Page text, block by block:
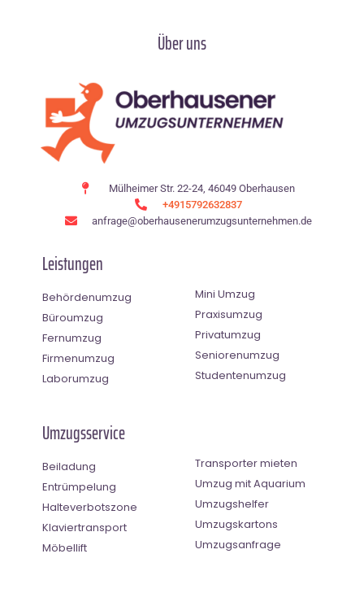
Über uns
Mülheimer Str. 22-24, 46049 Oberhausen
+4915792632837
anfrage@oberhausenerumzugsunternehmen.de
Leistungen
Behördenumzug
Büroumzug
Fernumzug
Firmenumzug
Laborumzug
Mini Umzug
Praxisumzug
Privatumzug
Seniorenumzug
Studentenumzug
Umzugsservice
Beiladung
Entrümpelung
Halteverbotszone
Klaviertransport
Möbellift
Transporter mieten
Umzug mit Aquarium
Umzugshelfer
Umzugskartons
Umzugsanfrage